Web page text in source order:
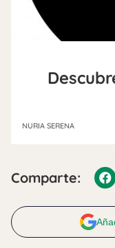
NURIA SERENA
Comparte: